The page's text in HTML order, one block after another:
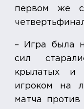
первом же
– Игра была
сил
крылатых и
игроком на
матча